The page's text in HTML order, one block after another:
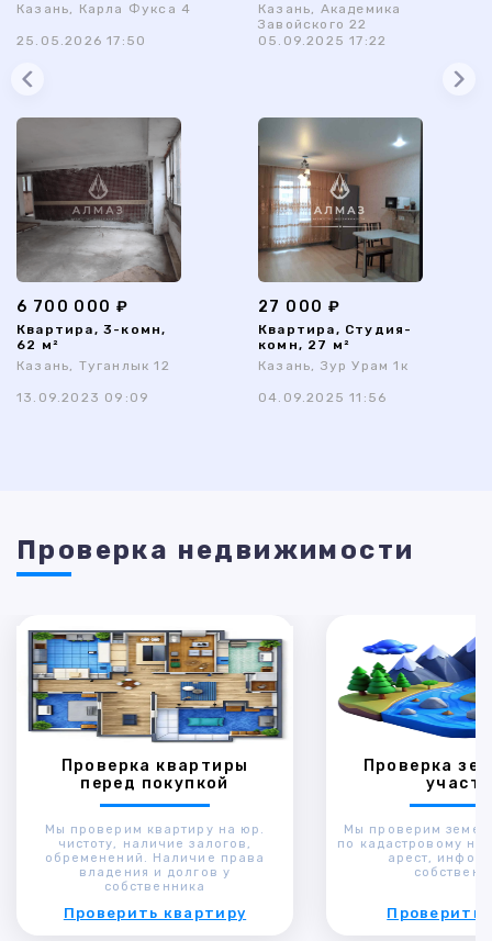
Казань, Карла Фукса 4
25.05.2026 17:50
Казань, Академика
Завойского 22
05.09.2025 17:22
6 700 000 ₽
Квартира, 3-комн,
62 м²
Казань, Туганлык 12
13.09.2023 09:09
27 000 ₽
Квартира, Студия-
комн, 27 м²
Казань, Зур Урам 1к
04.09.2025 11:56
Проверка недвижимости
Проверка квартиры
перед покупкой
Мы проверим квартиру на юр.
чистоту, наличие залогов,
обременений. Наличие права
владения и долгов у
собственника
Проверить квартиру
Проверка
Мы проверим
по кадастровому
арест,
Проверить